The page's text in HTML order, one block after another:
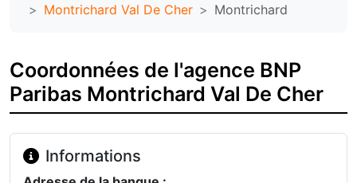
Montrichard Val De Cher
Montrichard
Coordonnées de l'agence BNP
Paribas Montrichard Val De Cher
Informations